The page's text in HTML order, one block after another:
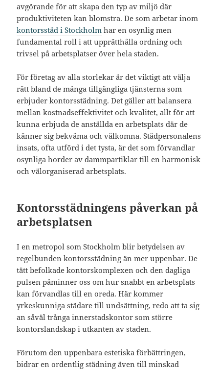
avgörande för att skapa den typ av miljö där
produktiviteten kan blomstra. De som arbetar inom
kontorsstäd i Stockholm har en osynlig men
fundamental roll i att upprätthålla ordning och
trivsel på arbetsplatser över hela staden.
För företag av alla storlekar är det viktigt att välja
rätt bland de många tillgängliga tjänsterna som
erbjuder kontorsstädning. Det gäller att balansera
mellan kostnadseffektivitet och kvalitet, allt för att
kunna erbjuda de anställda en arbetsplats där de
känner sig bekväma och välkomna. Städpersonalens
insats, ofta utförd i det tysta, är det som förvandlar
osynliga horder av dammpartiklar till en harmonisk
och välorganiserad arbetsplats.
Kontorsstädningens påverkan på
arbetsplatsen
I en metropol som Stockholm blir betydelsen av
regelbunden kontorsstädning än mer uppenbar. De
tätt befolkade kontorskomplexen och den dagliga
pulsen påminner oss om hur snabbt en arbetsplats
kan förvandlas till en oreda. Här kommer
yrkeskunniga städare till undsättning, redo att ta sig
an såväl trånga innerstadskontor som större
kontorslandskap i utkanten av staden.
Förutom den uppenbara estetiska förbättringen,
bidrar en ordentlig städning även till minskad